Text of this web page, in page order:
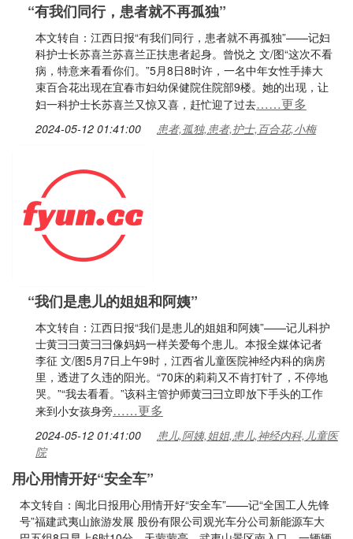
“有我们同行，患者就不再孤独”
本文转自：江西日报“有我们同行，患者就不再孤独”——记妇
科护士长苏喜兰苏喜兰正扶患者起身。曾悦之 文/图“这次不看
病，特意来看看你们。”5月8日8时许，一名中年女性手捧大
束百合花出现在宜春市妇幼保健院住院部9楼。她的出现，让
妇一科护士长苏喜兰又惊又喜，赶忙迎了过去……更多
2024-05-12 01:41:00 患者,孤独,患者,护士,百合花,小梅
“我们是患儿的姐姐和阿姨”
本文转自：江西日报“我们是患儿的姐姐和阿姨”——记儿科护
士黄彐彐黄彐彐像妈妈一样关爱每个患儿。本报全媒体记者
李征 文/图5月7日上午9时，江西省儿童医院神经内科的病房
里，透进了久违的阳光。“70床的莉莉又不肯打针了，不停地
哭。”“我去看看。”该科主管护师黄彐彐立即放下手头的工作
来到小女孩身旁……更多
2024-05-12 01:41:00
患儿,阿姨,姐姐,患儿,神经内科,儿童医
院
用心用情开好“安全车”
本文转自：闽北日报用心用情开好“安全车”——记“全国工人先锋
号”福建武夷山旅游发展 股份有限公司观光车分公司新能源车大